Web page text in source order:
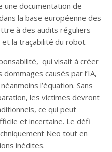
une documentation de
la base européenne des
à des audits réguliers
la traçabilité du robot.
qui visait à créer
causés par l’IA,
l’équation. Sans
les victimes devront
ce qui peut
et incertaine. Le défi
Neo tout en
inédites.